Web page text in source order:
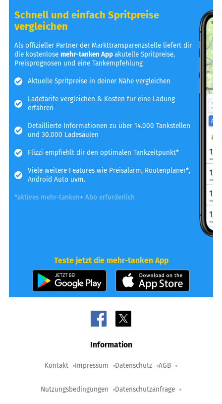
Schnell und einfach Spritpreise
vergleichen
Als offizieller Partner der Markttransparenzstelle liefert dir
die kostenlosemehr-tanken Appakutelle Spritpreise,
Preisprognosen und eine Tankempfehlung
Aktuelle Spritpreise in deiner Nähe vergleichen
Ladetarife vergleichen & Kosten für eine Ladung
erfahren
Detaillierte Informationen zu über 14.000 Tankstellen
und 30.000 Ladesäulen
Flizzi empfiehlt dir den optimalen Tankzeitpunkt*
Viele weitere Features wie Preisalarm, Routenplaner*,
Android Auto uvm.
*aktives mehr-tanken+ Abo erforderlich
Teste jetzt die mehr-tanken App
Information
Kontakt Impressum Datenschutz AGB
Nutzungsbedingungen Datenschutzanfrage